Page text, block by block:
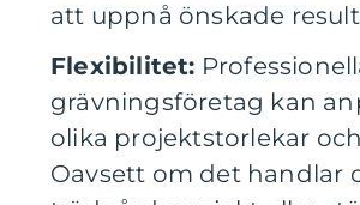
att uppnå önskade
Flexibilitet:
grävningsföretag kan
olika projektstorlekar
Oavsett om det handlar